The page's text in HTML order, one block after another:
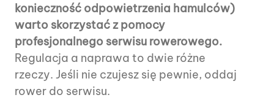
konieczność odpowietrzenia hamulców)
warto skorzystać z pomocy
profesjonalnego serwisu rowerowego.
Regulacja a naprawa to dwie różne
rzeczy. Jeśli nie czujesz się pewnie, oddaj
rower do serwisu.